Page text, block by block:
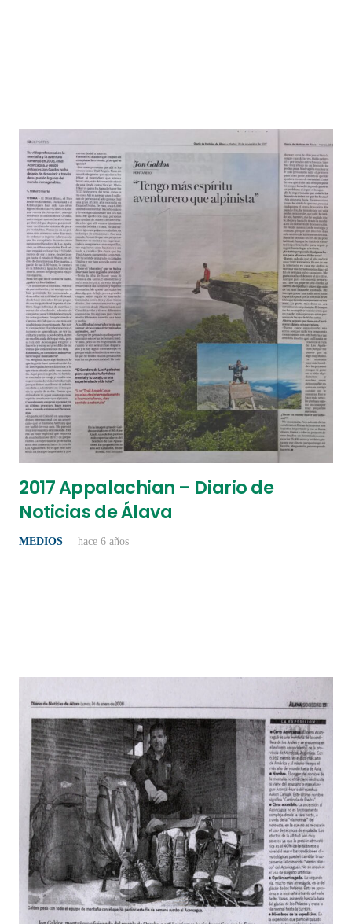
2017 Appalachian – Diario de
Noticias de Álava
MEDIOS hace 6 años